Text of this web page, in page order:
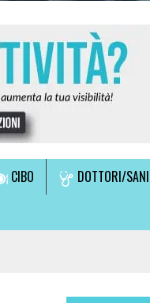
CIBO DOTTORI/